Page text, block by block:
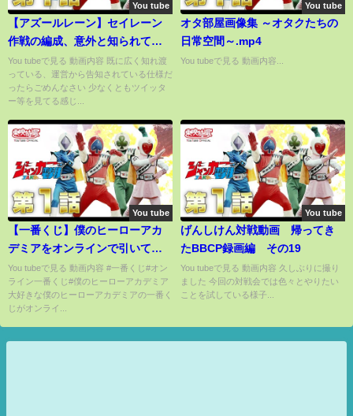
You tube
【アズールレーン】セイレーン
作戦の編成、意外と知られてい
ない重要な仕様
You tubeで見る 動画内容 既に広く知れ渡
っている、運営から告知されている仕様だ
ったらごめんなさい 少なくともツイッタ
ー等を見てる感じ...
You tube
オタ部屋画像集 ～オタクたちの
日常空間～.mp4
You tubeで見る 動画内容...
You tube
【一番くじ】僕のヒーローアカ
デミアをオンラインで引いてみ
た
You tubeで見る 動画内容 #一番くじ#オン
ライン一番くじ#僕のヒーローアカデミア
大好きな僕のヒーローアカデミアの一番く
じがオンライ...
You tube
げんしけん対戦動画 帰ってき
たBBCP録画編 その19
You tubeで見る 動画内容 久しぶりに撮り
ました 今回の対戦会では色々とやりたい
ことを試している様子...